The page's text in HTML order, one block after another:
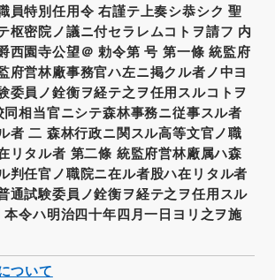
員特別任用令 右謹テ上奏シ恭シク 聖
枢密院ノ議ニ付セラレムコトヲ請フ 内
西園寺公望＠ 勅令第 号 第一條 統監府
府営林廠事務官ハ左ニ掲クル者ノ中ヨ
委員ノ銓衡ヲ経テ之ヲ任用スルコトヲ
相当官ニシテ森林事務ニ従事スル者
者 二 森林行政ニ関スル高等文官ノ職
リタル者 第二條 統監府営林廠属ハ森
判任官ノ職院ニ在ル者股ハ在リタル者
通試験委員ノ銓衡ヲ経テ之ヲ任用スル
本令ハ明治四十年四月一日ヨリ之ヲ施
ついて